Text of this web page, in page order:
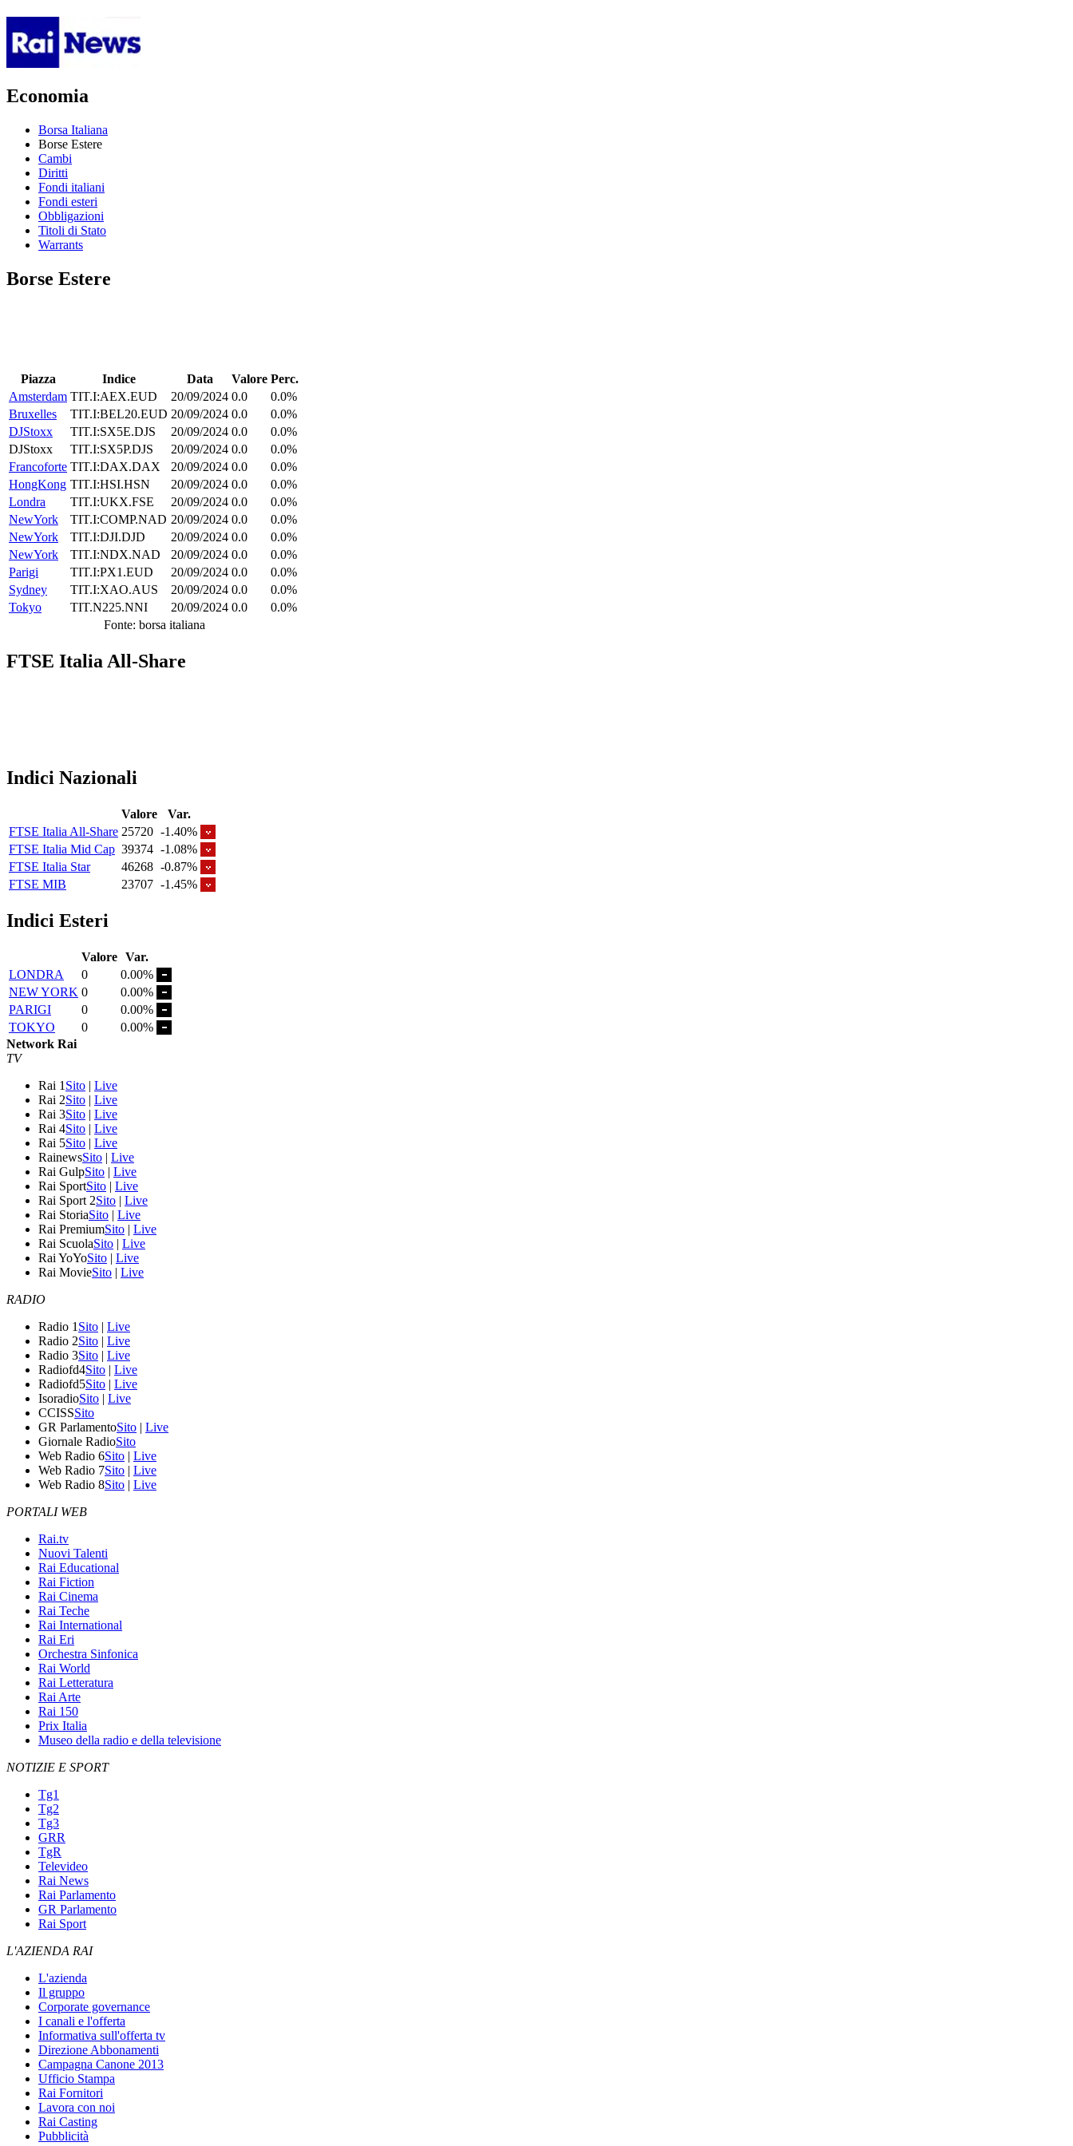
Economia
Borsa Italiana
Borse Estere
Cambi
Diritti
Fondi italiani
Fondi esteri
Obbligazioni
Titoli di Stato
Warrants
Borse Estere
Piazza Indice Data Valore Perc.
Amsterdam TIT.I:AEX.EUD 20/09/2024 0.0
0.0%
Bruxelles
TIT.I:BEL20.EUD 20/09/2024 0.0
0.0%
DJStoxx
TIT.I:SX5E.DJS 20/09/2024 0.0
0.0%
DJStoxx
TIT.I:SX5P.DJS 20/09/2024 0.0
0.0%
Francoforte TIT.I:DAX.DAX 20/09/2024 0.0
0.0%
HongKong TIT.I:HSI.HSN 20/09/2024 0.0
0.0%
Londra
TIT.I:UKX.FSE 20/09/2024 0.0
0.0%
NewYork
TIT.I:COMP.NAD 20/09/2024 0.0
0.0%
NewYork
TIT.I:DJI.DJD 20/09/2024 0.0
0.0%
NewYork
TIT.I:NDX.NAD 20/09/2024 0.0
0.0%
Parigi
TIT.I:PX1.EUD 20/09/2024 0.0
0.0%
Sydney
TIT.I:XAO.AUS 20/09/2024 0.0
0.0%
Tokyo
TIT.N225.NNI 20/09/2024 0.0
0.0%
Fonte: borsa italiana
FTSE Italia All-Share
Indici Nazionali
Valore
Var.
FTSE Italia All-Share 25720 -1.40%
FTSE Italia Mid Cap 39374 -1.08%
FTSE Italia Star
46268 -0.87%
FTSE MIB
23707 -1.45%
Indici Esteri
Valore Var.
LONDRA
0
0.00%
NEW YORK 0
0.00%
PARIGI
0
0.00%
TOKYO
0
0.00%
Network Rai
TV
Rai 1 Sito | Live
Rai 2Sito | Live
Rai 3Sito | Live
Rai 4Sito | Live
Rai 5Sito | Live
RainewsSito | Live
Rai GulpSito | Live
Rai SportSito | Live
Rai Sport 2Sito | Live
Rai StoriaSito | Live
Rai PremiumSito | Live
Rai ScuolaSito | Live
Rai YoYoSito | Live
Rai MovieSito | Live
RADIO
Radio 1 Sito | Live
Radio 2Sito | Live
Radio 3Sito | Live
Radiofd4Sito | Live
Radiofd5Sito | Live
IsoradioSito | Live
CCISSSito
GR ParlamentoSito | Live
Giornale RadioSito
Web Radio 6Sito | Live
Web Radio 7Sito | Live
Web Radio 8Sito | Live
PORTALI WEB
Rai.tv
Nuovi Talenti
Rai Educational
Rai Fiction
Rai Cinema
Rai Teche
Rai International
Rai Eri
Orchestra Sinfonica
Rai World
Rai Letteratura
Rai Arte
Rai 150
Prix Italia
Museo della radio e della televisione
NOTIZIE E SPORT
Tg1
Tg2
Tg3
GRR
TgR
Televideo
Rai News
Rai Parlamento
GR Parlamento
Rai Sport
L'AZIENDA RAI
L'azienda
Il gruppo
Corporate governance
I canali e l'offerta
Informativa sull'offerta tv
Direzione Abbonamenti
Campagna Canone 2013
Ufficio Stampa
Rai Fornitori
Lavora con noi
Rai Casting
Pubblicità